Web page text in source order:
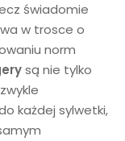
świadomie
w trosce o
norm
są nie tylko
każdej sylwetki,